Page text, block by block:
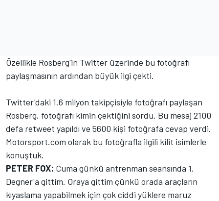
Özellikle Rosberg'in Twitter üzerinde bu fotoğrafı
paylaşmasının ardından büyük ilgi çekti.
Twitter'daki 1.6 milyon takipçisiyle fotoğrafı paylaşan
Rosberg, fotoğrafı kimin çektiğini sordu. Bu mesaj 2100
defa retweet yapıldı ve 5600 kişi fotoğrafa cevap verdi.
Motorsport.com olarak bu fotoğrafla ilgili kilit isimlerle
konuştuk.
PETER FOX: Cuma günkü antrenman seansında 1.
Degner'a gittim. Oraya gittim çünkü orada araçların
kıyaslama yapabilmek için çok ciddi yüklere maruz